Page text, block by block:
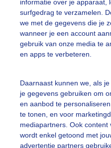
informatie over je apparaat,
surfgedrag te verzamelen.
we met de gegevens die je
wanneer je een account
gebruik van onze media te
en apps te verbeteren.
Daarnaast kunnen we, als
je gegevens gebruiken om
en aanbod te
te tonen, en voor
mediapartners. Ook
wordt enkel getoond met
advertentie partners
Sandra Vos Gemaakt: 13-05-
Wolken Dieren